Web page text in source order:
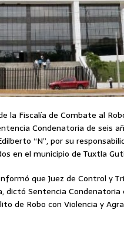
la Fiscalía de Combate al
Condenatoria de seis
“N”, por su
en el municipio de Tuxtla
que Juez de Control y
dictó Sentencia
de Robo con Violencia y